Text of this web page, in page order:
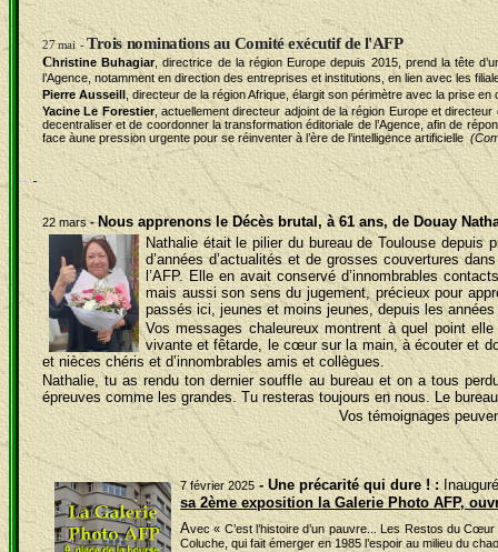
27 mai - Trois nominations au Comité exécutif de l'AFP
Christine Buhagiar , directrice de la région Europe depuis 2015, prend la tête
l’Agence, notamment en direction des entreprises et institutions, en lien avec les
Pierre Ausseill , directeur de la région Afrique, élargit son périmètre avec la prise
Yacine Le Forestier, actuellement directeur adjoint de la région Europe et directeur
decentraliser et de coordonner la transformation éditoriale de l’Agence, afin de
face àune pression urgente pour se réinventer à l’ère de l’intelligence artificielle
22 mars-Nous apprenons le Décès brutal, à 61 ans, de Douay
Nathalie était le pilier du bureau de Toulouse
d’années d’actualités et de grosses couvertures
l’AFP. Elle en avait conservé d’innombrables
mais aussi son sens du jugement, précieux pour
passés ici, jeunes et moins jeunes, depuis les années
Vos messages chaleureux montrent à quel point
vivante et fêtarde, le cœur sur la main, à écouter et
et nièces chéris et d’innombrables amis et collègues.
Nathalie, tu as rendu ton dernier souffle au bureau et on a tous
épreuves comme les grandes. Tu resteras toujours en nous. Le
Vos témoignages
7 février 2025 - Une précarité qui dure ! :
sa 2ème exposition la Galerie Photo AFP,
Avec « C’est l’histoire d’un pauvre... Les Restos du
Coluche, qui fait émerger en 1985 l’espoir au milieu du